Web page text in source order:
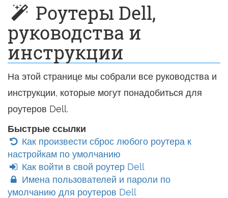
Роутеры Dell,
руководства и
инструкции
На этой странице мы собрали все руководства и
инструкции, которые могут понадобиться для
роутеров Dell.
Быстрые ссылки
Как произвести сброс любого роутера к
настройкам по умолчанию
Как войти в свой роутер Dell
Имена пользователей и пароли по
умолчанию для роутеров Dell